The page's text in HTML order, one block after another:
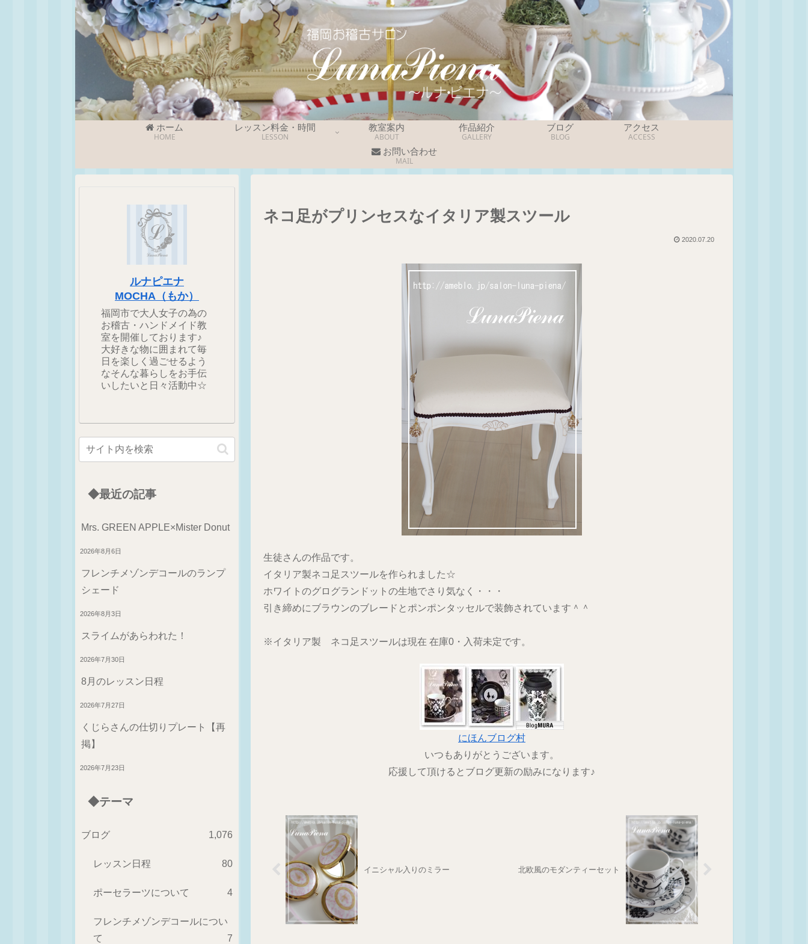
ホーム
HOME
レッスン料金・時間
LESSON
教室案内
ABOUT
作品紹介
GALLERY
ブログ
BLOG
アクセス
ACCESS
お問い合わせ
MAIL
ネコ足がプリンセスなイタリア製スツール
2020.07.20
生徒さんの作品です。
イタリア製ネコ足スツールを作られました☆
ホワイトのグログランドットの生地でさり気なく・・・
引き締めにブラウンのブレードとポンポンタッセルで装飾されています＾＾
※イタリア製 ネコ足スツールは現在 在庫0・入荷未定です。
にほんブログ村
いつもありがとうございます。
応援して頂けるとブログ更新の励みになります♪
イニシャル入りのミラー 北欧風のモダンティーセット
ルナピエナ
MOCHA（もか）
福岡市で大人女子の為の
お稽古・ハンドメイド教
室を開催しております♪
大好きな物に囲まれて毎
日を楽しく過ごせるよう
なそんな暮らしをお手伝
いしたいと日々活動中☆
◆最近の記事
Mrs. GREEN APPLE×Mister Donut
2026年8月6日
フレンチメゾンデコールのランプ
シェード
2026年8月3日
スライムがあらわれた！
2026年7月30日
8月のレッスン日程
2026年7月27日
くじらさんの仕切りプレート【再
掲】
2026年7月23日
◆テーマ
ブログ 1,076
レッスン日程 80
ポーセラーツについて 4
フレンチメゾンデコールについ
て
7